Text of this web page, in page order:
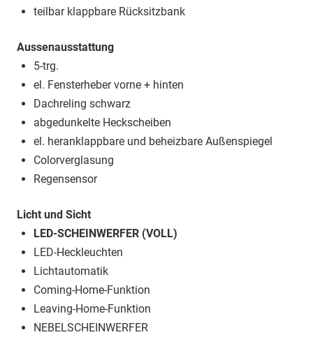
teilbar klappbare Rücksitzbank
Aussenausstattung
5-trg.
el. Fensterheber vorne + hinten
Dachreling schwarz
abgedunkelte Heckscheiben
el. heranklappbare und beheizbare Außenspiegel
Colorverglasung
Regensensor
Licht und Sicht
LED-SCHEINWERFER (VOLL)
LED-Heckleuchten
Lichtautomatik
Coming-Home-Funktion
Leaving-Home-Funktion
NEBELSCHEINWERFER